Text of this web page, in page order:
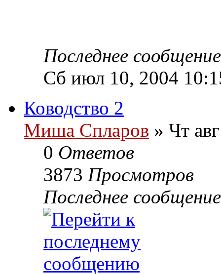
Последнее
Сб июл 10, 2004
Ководство 2
Миша Спларов » Чт
0 Ответов
3873 Просмотров
Последнее